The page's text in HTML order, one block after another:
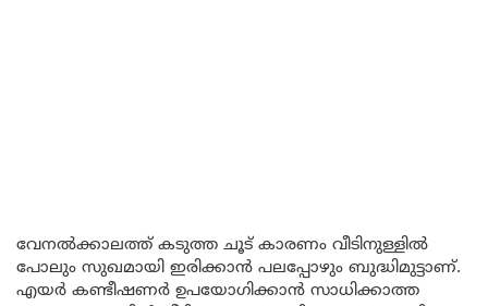
വേനൽക്കാലത്ത് കടുത്ത ചൂട് കാരണം വീടിനുള്ളിൽ
പോലും സുഖമായി ഇരിക്കാൻ പലപ്പോഴും ബുദ്ധിമുട്ടാണ്.
എയർ കണ്ടീഷണർ ഉപയോഗിക്കാൻ സാധിക്കാത്ത